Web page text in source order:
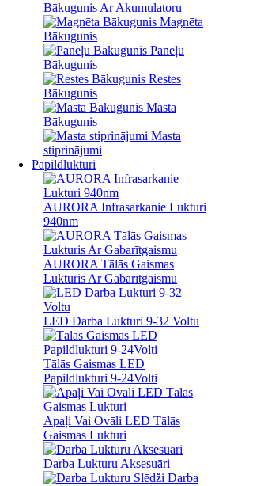
Bākugunis Ar Akumulatoru
Magnēta
Bākugunis
Paneļu
Bākugunis
Restes
Bākugunis
Masta
Bākugunis
Masta
stiprinājumi
Papildlukturi
AURORA Infrasarkanie Lukturi
940nm
AURORA Tālās Gaismas
Lukturis Ar Gabarītgaismu
LED Darba Lukturi 9-32 Voltu
Tālās Gaismas LED
Papildlukturi 9-24Volti
Apaļi Vai Ovāli LED Tālās
Gaismas Lukturi
Darba Lukturu Aksesuāri
Darba